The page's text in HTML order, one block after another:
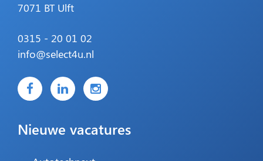
7071 BT Ulft
0315 - 20 01 02
info@select4u.nl
Nieuwe vacatures